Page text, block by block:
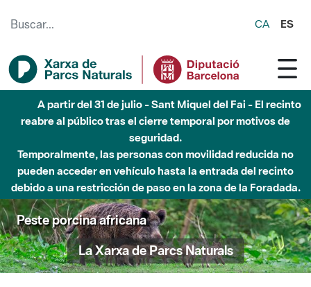
CA ES
A partir del 31 de julio - Sant Miquel del Fai - El recinto
reabre al público tras el cierre temporal por motivos de
seguridad.
Temporalmente, las personas con movilidad reducida no
pueden acceder en vehículo hasta la entrada del recinto
debido a una restricción de paso en la zona de la Foradada.
Peste porcina africana
La Xarxa de Parcs Naturals